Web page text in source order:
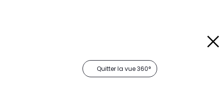
Quitter la vue 360°